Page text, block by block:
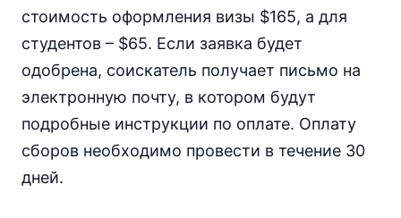
стоимость оформления визы $165, а для
студентов – $65. Если заявка будет
одобрена, соискатель получает письмо на
электронную почту, в котором будут
подробные инструкции по оплате. Оплату
сборов необходимо провести в течение 30
дней.